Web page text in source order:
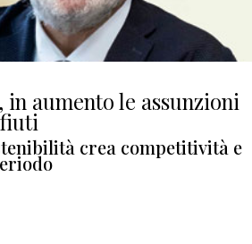
aumento le assunzioni
crea competitività e